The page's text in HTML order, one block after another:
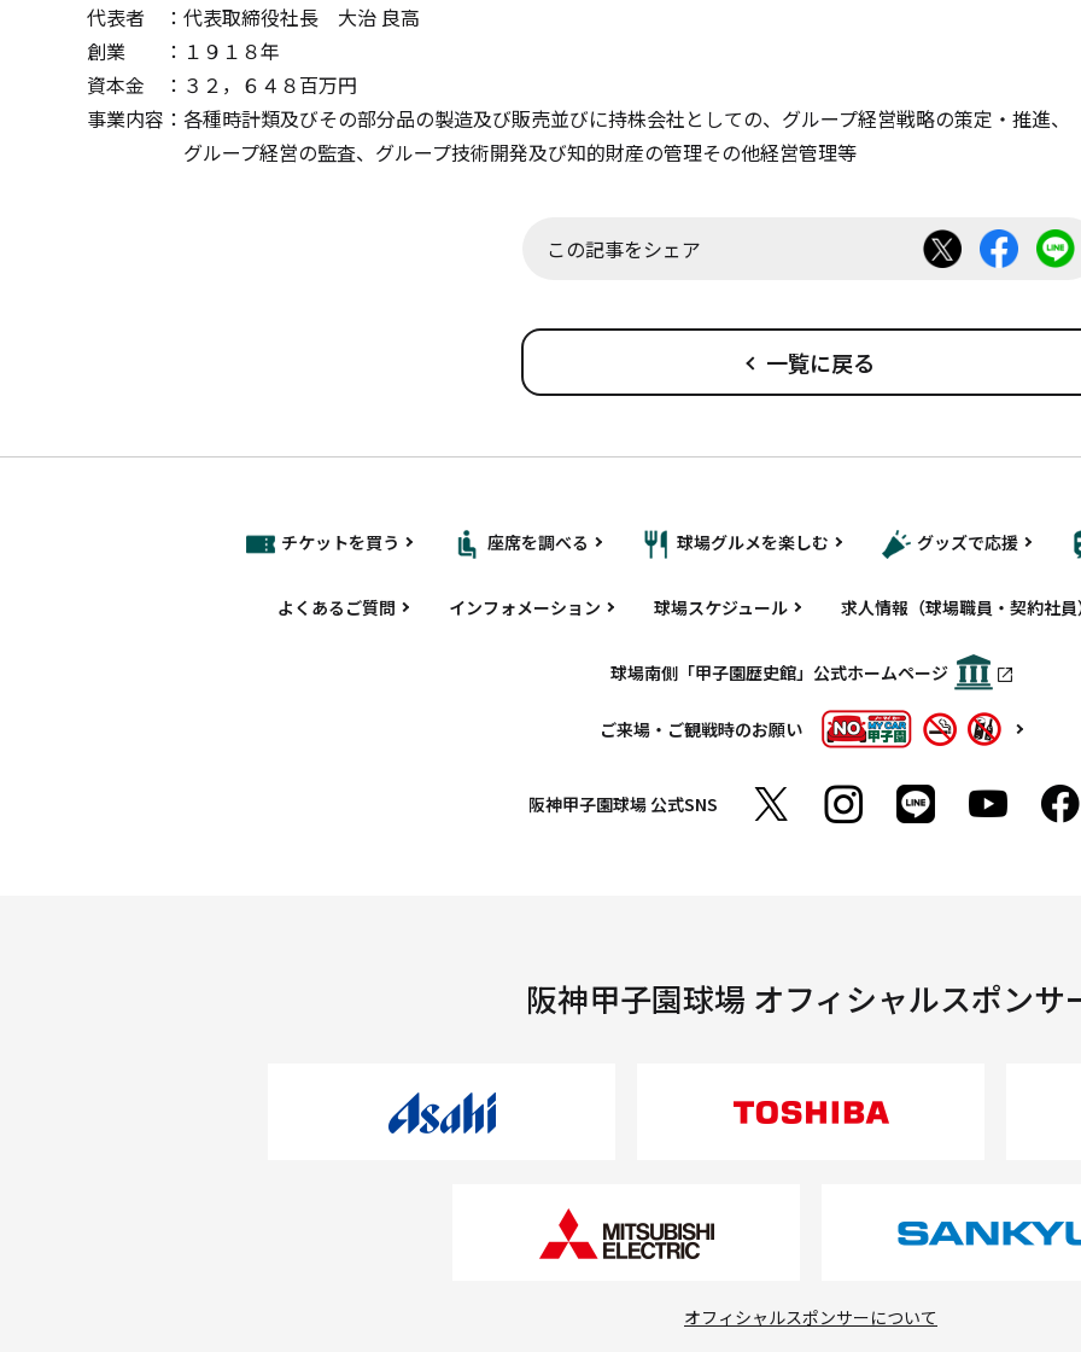
代表者 ：代表取締役社長 大治 良高
創業 ：１９１８年
資本金 ：３２，６４８百万円
事業内容：各種時計類及びその部分品の製造及び販売並びに持株会社としての、グループ経営戦略の策定・推進、
グループ経営の監査、グループ技術開発及び知的財産の管理その他経営管理等
この記事をシェア
一覧に戻る
チケットを買う 座席を調べる 球場グルメを楽しむ グッズで応援
よくあるご質問 インフォメーション 球場スケジュール 求人情報（球場職員・契約社員
球場南側「甲子園歴史館」公式ホームページ
ご来場・ご観戦時のお願い
阪神甲子園球場公式SNS
阪神甲子園球場 オフィシャルスポンサ
オフィシャルスポンサーについて